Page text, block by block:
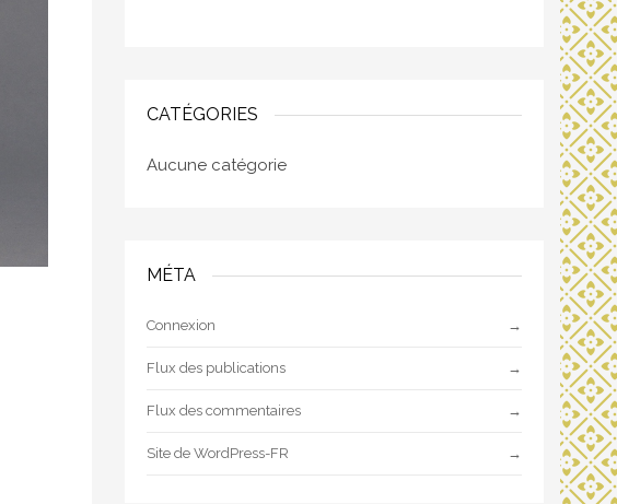
CATÉGORIES
Aucune catégorie
MÉTA
Connexion
Flux des publications
Flux des commentaires
Site de WordPress-FR